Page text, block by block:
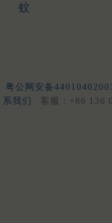
蚊
粤公网安备
系我们
客服：+86 136